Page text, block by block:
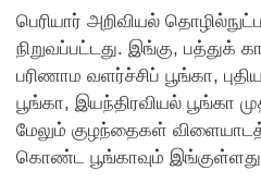
பெரியார் அறிவியல்
நிறுவப்பட்டது. இங்கு, பத்துக்
பரிணாம வளர்ச்சிப் பூங்கா,
பூங்கா, இயந்திரவியல் பூங்கா
மேலும் குழந்தைகள்
கொண்ட பூங்காவும்